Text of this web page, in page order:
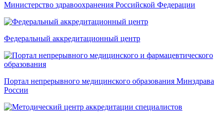
Министерство здравоохранения Российской Федерации
Федеральный аккредитационный центр
Портал непрерывного медицинского образования Минздрава
России